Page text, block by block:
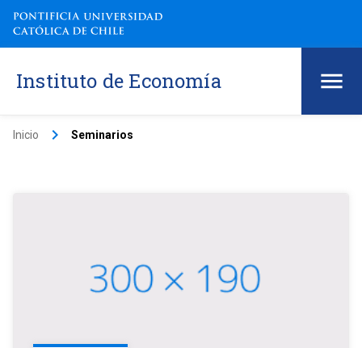
Instituto de Economía
Inicio keyboard_arrow_right Seminarios